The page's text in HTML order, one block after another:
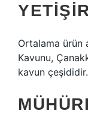
Ortalama ürün
Kavunu,
kavun çeşididir.